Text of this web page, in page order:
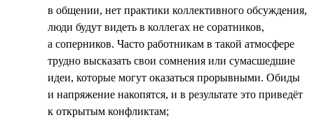
в общении, нет практики коллективного обсуждения,
люди будут видеть в коллегах не соратников,
а соперников. Часто работникам в такой атмосфере
трудно высказать свои сомнения или сумасшедшие
идеи, которые могут оказаться прорывными. Обиды
и напряжение накопятся, и в результате это приведёт
к открытым конфликтам;